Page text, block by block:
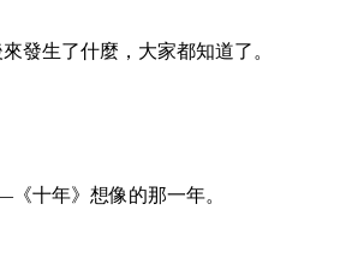
發生了什麼，大家都知道了。
十年》想像的那一年。